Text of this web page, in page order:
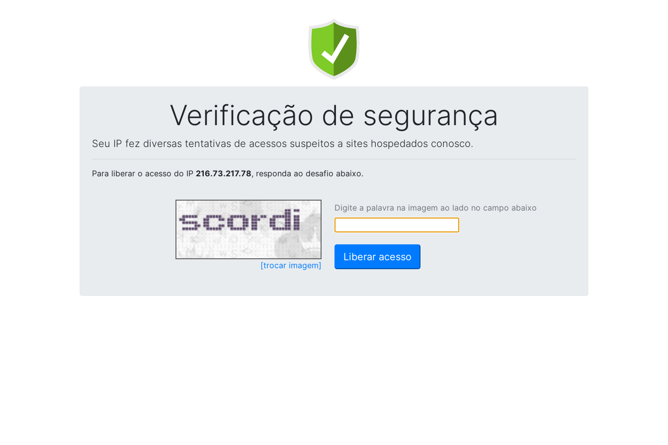
Verificação de segurança
Seu IP fez diversas tentativas de acessos suspeitos a sites hospedados conosco.
Para liberar o acesso do IP 216.73.217.78, responda ao desafio abaixo.
[trocar imagem]
Digite a palavra na imagem ao lado no campo abaixo